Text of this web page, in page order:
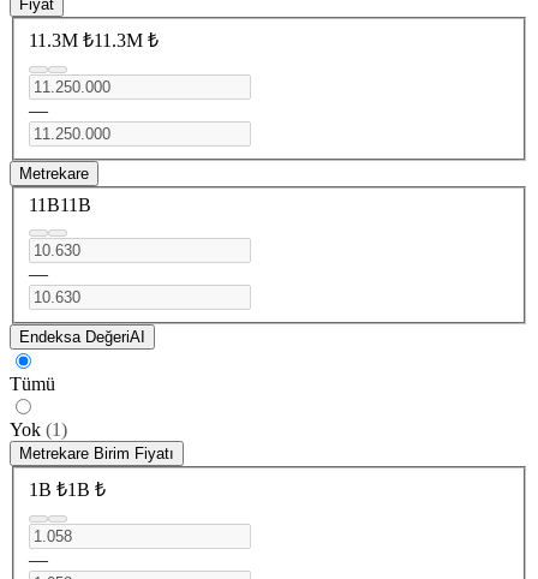
Fiyat
11.3M ₺11.3M ₺
—
Metrekare
11B11B
—
Endeksa DeğeriAI
Tümü
Yok (1)
Metrekare Birim Fiyatı
1B ₺1B ₺
—